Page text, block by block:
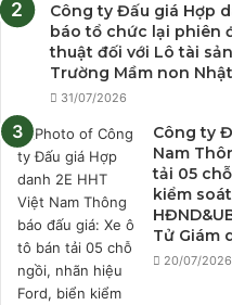
Công ty Đấu giá Hợp
báo tổ chức lại phiên
thuật đối với Lô tài
Trường Mầm non
31/07/2026
Công ty
Nam
tải 05
kiểm
Tử Giám
20/07/2026